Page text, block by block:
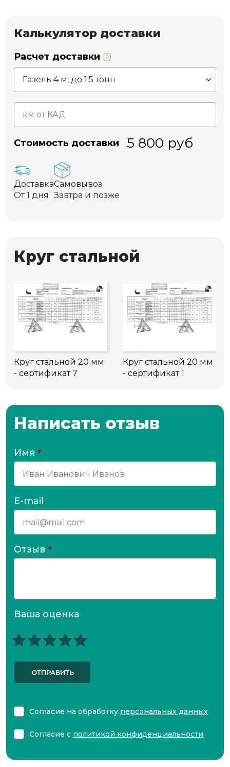
Калькулятор доставки
Расчет доставки
Стоимость доставки 5 800 руб
Доставка
От 1 дня
Самовывоз
Завтра и позже
Круг стальной
Круг стальной 20 мм
- сертификат 7
Круг стальной 20 мм
- сертификат 1
Написать отзыв
Имя *
E-mail
Отзыв *
Ваша оценка
ОТПРАВИТЬ
Согласие на обработку персональных данных
Согласие с политикой конфиденциальности